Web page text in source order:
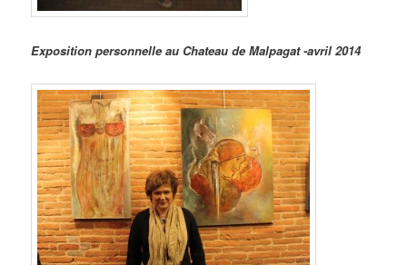
Exposition personnelle au Chateau de Malpagat -avril 2014